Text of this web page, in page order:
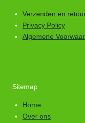
Verzenden en
Privacy Policy
Algemene
Sitemap
Home
Over ons